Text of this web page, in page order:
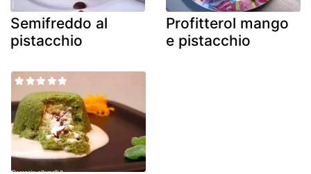
Semifreddo al
pistacchio
Profitterol mango
e pistacchio